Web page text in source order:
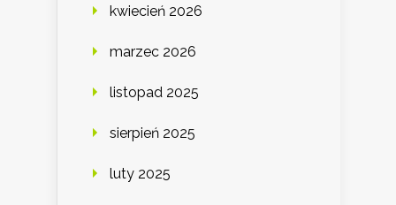
kwiecień 2026
marzec 2026
listopad 2025
sierpień 2025
luty 2025